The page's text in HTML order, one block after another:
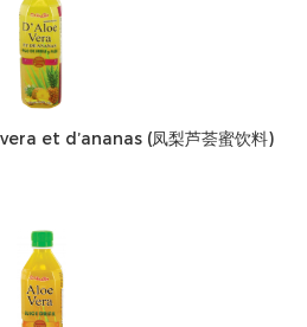
et d’ananas (凤梨芦荟蜜饮料)